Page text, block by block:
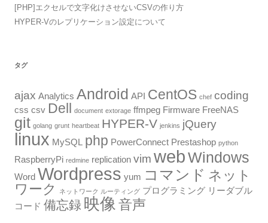
[PHP]エクセルで文字化けさせないCSVの作り方
HYPER-Vのレプリケーション設定について
タグ
ajax Analytics Android API CentOS chef coding
css csv Dell document extorage ffmpeg Firmware FreeNAS
git golang grunt heartbeat HYPER-V jenkins jQuery
linux MySQL php PowerConnect Prestashop python
RaspberryPi redmine replication vim webWindows
Word Wordpress yum コマンド ネット
ワーク
ネットワーク ルーティング プログラミング リーダブル
コード 備忘録 映像 音声